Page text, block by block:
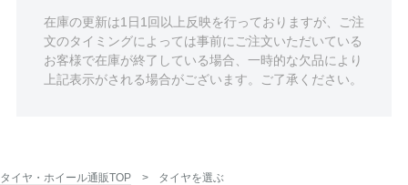
在庫の更新は1日1回以上反映を行っておりますが、ご注
文のタイミングによっては事前にご注文いただいている
お客様で在庫が終了している場合、一時的な欠品により
上記表示がされる場合がございます。ご了承ください。
タイヤ・ホイール通販TOP タイヤを選ぶ